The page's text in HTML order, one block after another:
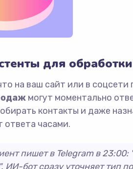
для
на ваш сайт или в
могут моментально
контакты и даже
ответа часами.
пишет в Telegram в 23:00:
ИИ-бот сразу уточняет тип